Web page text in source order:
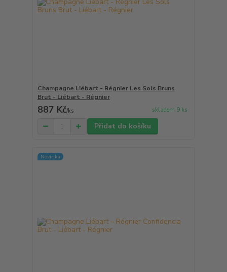
Champagne Liébart - Régnier Les Sols Bruns
Brut - Liébart - Régnier
887 Kč/ks skladem 9 ks
Přidat do košíku
Novinka